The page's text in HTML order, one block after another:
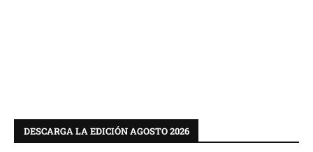
DESCARGA LA EDICIÓN AGOSTO 2026